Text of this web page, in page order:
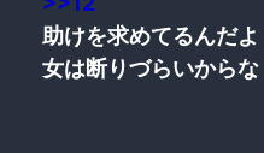
助けを求めてるんだよ
女は断りづらいからな